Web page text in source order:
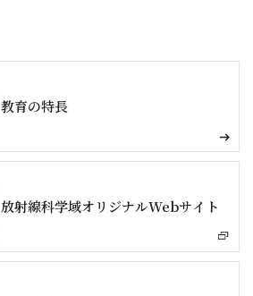
教育の特長
放射線科学域オリジナルWebサイト